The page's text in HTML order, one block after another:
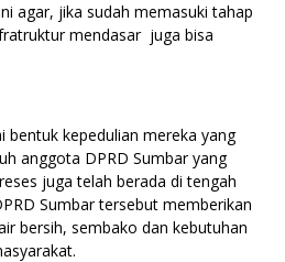
agar, jika sudah memasuki tahap
mendasar juga bisa
bentuk kepedulian mereka yang
anggota DPRD Sumbar yang
juga telah berada di tengah
Sumbar tersebut memberikan
bersih, sembako dan kebutuhan